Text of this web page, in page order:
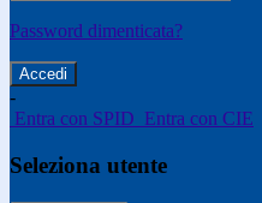
Password dimenticata?
-
Entra con SPID Entra con CIE
Seleziona utente